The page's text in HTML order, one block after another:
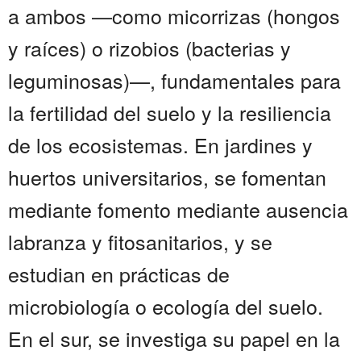
a ambos —como micorrizas (hongos
y raíces) o rizobios (bacterias y
leguminosas)—, fundamentales para
la fertilidad del suelo y la resiliencia
de los ecosistemas. En jardines y
huertos universitarios, se fomentan
mediante fomento mediante ausencia
labranza y fitosanitarios, y se
estudian en prácticas de
microbiología o ecología del suelo.
En el sur, se investiga su papel en la